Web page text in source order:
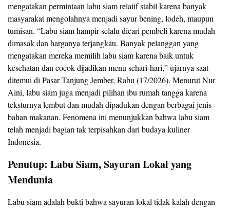
mengatakan permintaan labu siam relatif stabil karena banyak
masyarakat mengolahnya menjadi sayur bening, lodeh, maupun
tumisan. “Labu siam hampir selalu dicari pembeli karena mudah
dimasak dan harganya terjangkau. Banyak pelanggan yang
mengatakan mereka memilih labu siam karena baik untuk
kesehatan dan cocok dijadikan menu sehari-hari,” ujarnya saat
ditemui di Pasar Tanjung Jember, Rabu (17/2026). Menurut Nur
Aini, labu siam juga menjadi pilihan ibu rumah tangga karena
teksturnya lembut dan mudah dipadukan dengan berbagai jenis
bahan makanan. Fenomena ini menunjukkan bahwa labu siam
telah menjadi bagian tak terpisahkan dari budaya kuliner
Indonesia.
Penutup: Labu Siam, Sayuran Lokal yang
Mendunia
Labu siam adalah bukti bahwa sayuran lokal tidak kalah dengan